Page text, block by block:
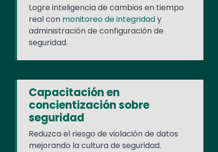
Logre inteligencia de cambios en tiempo
real con monitoreo de integridady
administración de configuración de
seguridad.
Capacitación en
concientización sobre
seguridad
Reduzca el riesgo de violación de datos
mejorando la cultura de seguridad.